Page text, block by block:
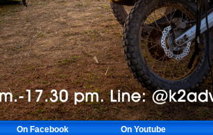
On Facebook On Youtube